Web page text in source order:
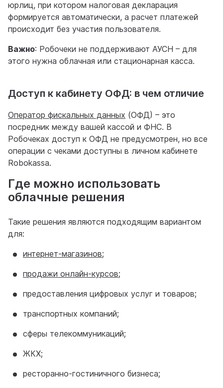
юрлиц, при котором налоговая декларация
формируется автоматически, а расчет платежей
происходит без участия пользователя.
Важно: Робочеки не поддерживают АУСН – для
этого нужна облачная или стационарная касса.
Доступ к кабинету ОФД: в чем отличие
Оператор фискальных данных (ОФД) – это
посредник между вашей кассой и ФНС. В
Робочеках доступ к ОФД не предусмотрен, но все
операции с чеками доступны в личном кабинете
Robokassa.
Где можно использовать
облачные решения
Такие решения являются подходящим вариантом
для:
интернет-магазинов;
продажи онлайн-курсов;
предоставления цифровых услуг и товаров;
транспортных компаний;
сферы телекоммуникаций;
ЖКХ;
ресторанно-гостиничного бизнеса;